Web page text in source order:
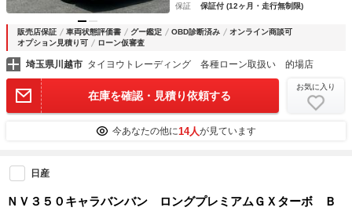
保証
保証付 (12ヶ月・走行無制限)
販売店保証 車両状態評価書 グー鑑定 OBD診断済み
オンライン商談可
オプション見積り可
ローン仮審査
埼玉県川越市 タイヨウトレーディング 各種ローン取扱い 的場店
在庫を確認・見積り依頼する
お気に入り
今あなたの他に14人が見ています
日産
ＮＶ３５０キャラバンバン ロングプレミアムＧＸターボ Ｂ